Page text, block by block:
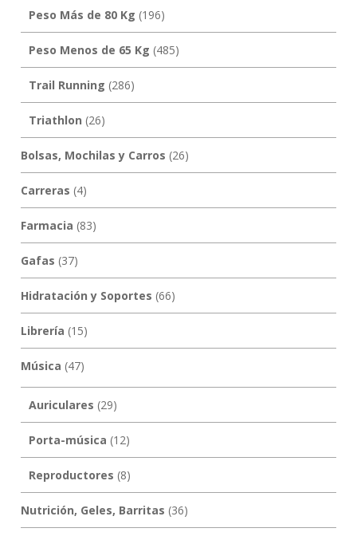
Peso Más de 80 Kg (196)
Peso Menos de 65 Kg (485)
Trail Running (286)
Triathlon (26)
Bolsas, Mochilas y Carros (26)
Carreras (4)
Farmacia (83)
Gafas (37)
Hidratación y Soportes (66)
Librería (15)
Música (47)
Auriculares (29)
Porta-música (12)
Reproductores (8)
Nutrición, Geles, Barritas (36)